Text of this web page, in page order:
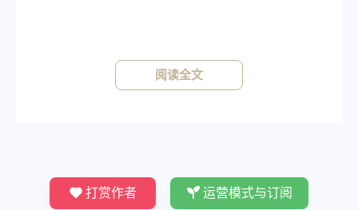
阅读全文
打赏作者 运营模式与订阅